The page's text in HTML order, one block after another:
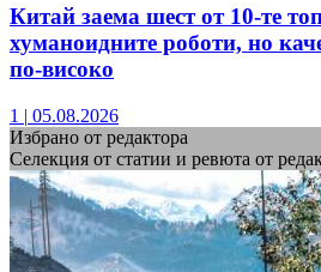
Китай заема шест от 10-те
хуманоидните роботи, но
по-високо
1 | 05.08.2026
Избрано от редактора
Селекция от статии и ревюта от